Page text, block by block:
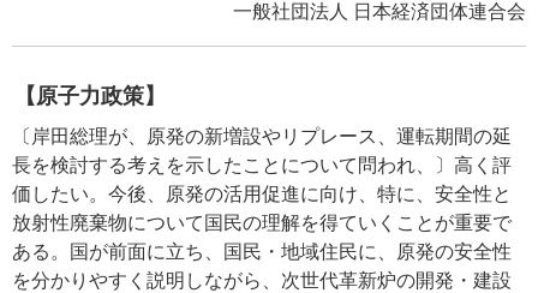
一般社団法人 日本経済団体連合会
【原子力政策】
〔岸田総理が、原発の新増設やリプレース、運転期間の延
長を検討する考えを示したことについて問われ、〕高く評
価したい。今後、原発の活用促進に向け、特に、安全性と
放射性廃棄物について国民の理解を得ていくことが重要で
ある。国が前面に立ち、国民・地域住民に、原発の安全性
を分かりやすく説明しながら、次世代革新炉の開発・建設